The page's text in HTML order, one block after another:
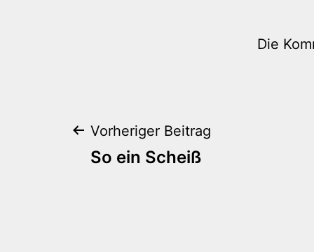
Die
Vorheriger Beitrag
So ein Scheiß